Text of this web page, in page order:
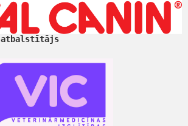
atbalstītājs